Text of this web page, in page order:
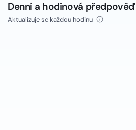
Denní a hodinová předpověď
Aktualizuje se každou hodinu